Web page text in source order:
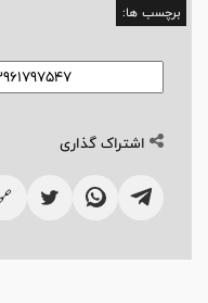
برچسب ها:
اشتراک گذاری